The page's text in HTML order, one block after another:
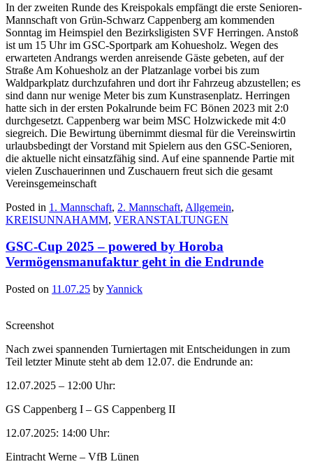
In der zweiten Runde des Kreispokals empfängt die erste Senioren-
Mannschaft von Grün-Schwarz Cappenberg am kommenden
Sonntag im Heimspiel den Bezirksligisten SVF Herringen. Anstoß
ist um 15 Uhr im GSC-Sportpark am Kohuesholz. Wegen des
erwarteten Andrangs werden anreisende Gäste gebeten, auf der
Straße Am Kohuesholz an der Platzanlage vorbei bis zum
Waldparkplatz durchzufahren und dort ihr Fahrzeug abzustellen; es
sind dann nur wenige Meter bis zum Kunstrasenplatz. Herringen
hatte sich in der ersten Pokalrunde beim FC Bönen 2023 mit 2:0
durchgesetzt. Cappenberg war beim MSC Holzwickede mit 4:0
siegreich. Die Bewirtung übernimmt diesmal für die Vereinswirtin
urlaubsbedingt der Vorstand mit Spielern aus den GSC-Senioren,
die aktuelle nicht einsatzfähig sind. Auf eine spannende Partie mit
vielen Zuschauerinnen und Zuschauern freut sich die gesamt
Vereinsgemeinschaft
Posted in 1. Mannschaft, 2. Mannschaft, Allgemein,
KREISUNNAHAMM, VERANSTALTUNGEN
GSC-Cup 2025 – powered by Horoba
Vermögensmanufaktur geht in die Endrunde
Posted on 11.07.25 byYannick
Screenshot
Nach zwei spannenden Turniertagen mit Entscheidungen in zum
Teil letzter Minute steht ab dem 12.07. die Endrunde an:
12.07.2025 – 12:00 Uhr:
GS Cappenberg I – GS Cappenberg II
12.07.2025: 14:00 Uhr:
Eintracht Werne – VfB Lünen